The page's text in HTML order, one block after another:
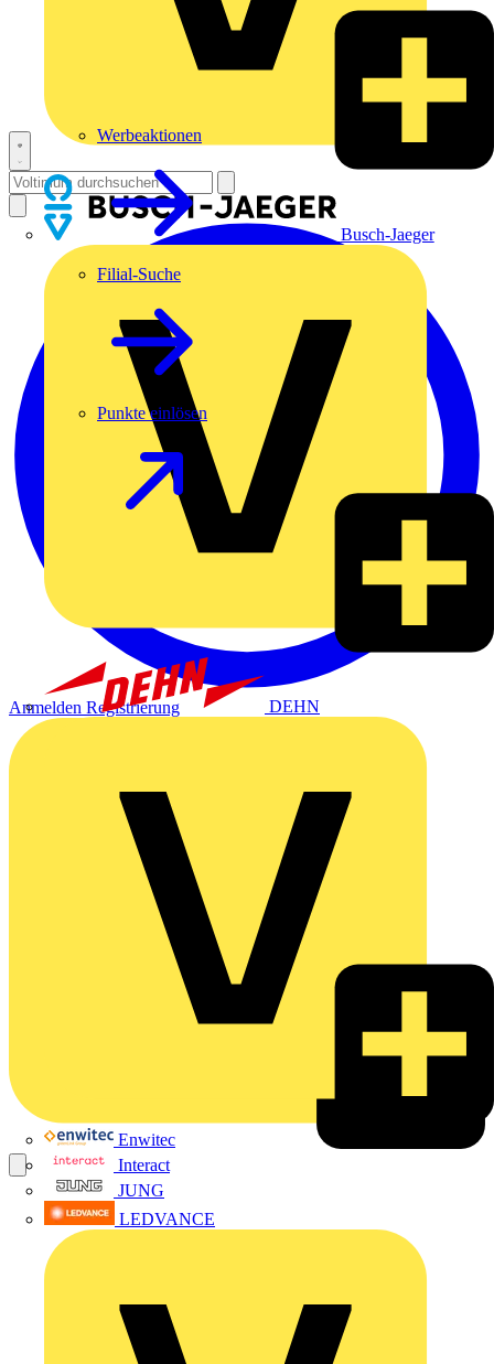
Busch-Jaeger
DEHN
Enwitec
Interact
JUNG
LEDVANCE
Werbeaktionen
Filial-Suche
Punkte einlösen
Anmelden Registrierung